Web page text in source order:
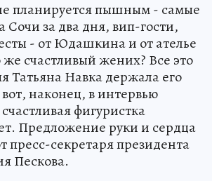
планируется пышным - самые
Сочи за два дня, вип-гости,
- от Юдашкина и от ателье
счастливый жених? Все это
Татьяна Навка держала его
наконец, в интервью
фигуристка
Предложение руки и сердца
пресс-секретаря президента
Пескова.